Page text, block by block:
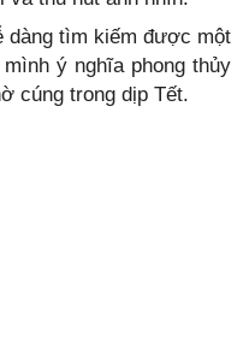
dàng tìm kiếm được một
ý nghĩa phong thủy
cúng trong dịp Tết.